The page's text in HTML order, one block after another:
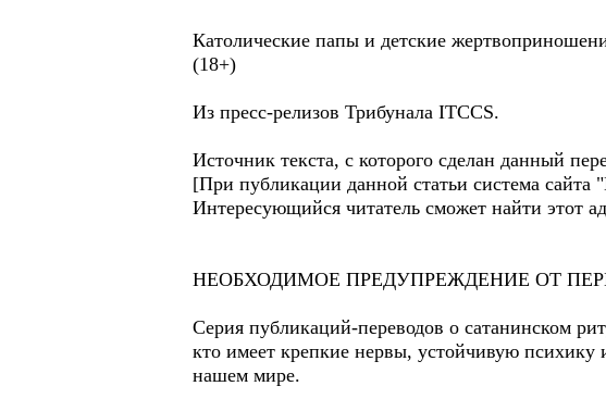
Католические папы и детские
(18+)
Из пресс-релизов Трибунала ITCCS.
Источник текста, с которого сделан данный
[При публикации данной статьи система сайта
Интересующийся читатель сможет найти этот
НЕОБХОДИМОЕ ПРЕДУПРЕЖДЕНИЕ ОТ
Серия публикаций-переводов о сатанинском
кто имеет крепкие нервы, устойчивую психику
нашем мире.